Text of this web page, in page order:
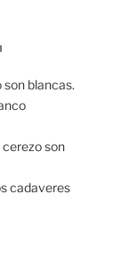
son blancas.
cerezo son
cadaveres